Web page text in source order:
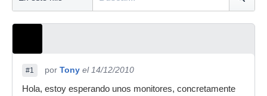
#1 por Tony el 14/12/2010
Hola, estoy esperando unos monitores, concretamente